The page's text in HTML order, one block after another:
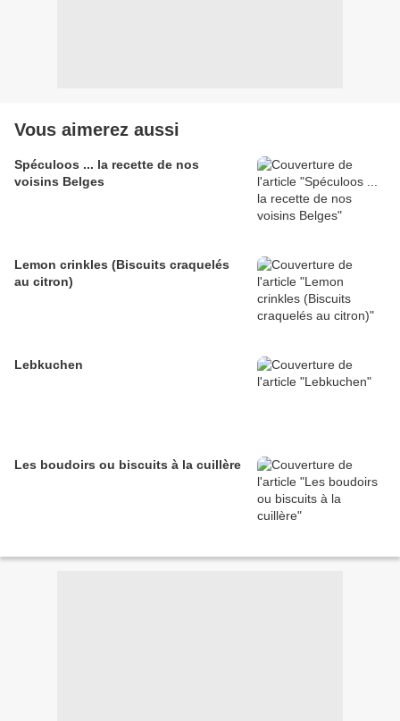
Vous aimerez aussi
Spéculoos ... la recette de nos
voisins Belges
Lemon crinkles (Biscuits craquelés
au citron)
Lebkuchen
Les boudoirs ou biscuits à la cuillère